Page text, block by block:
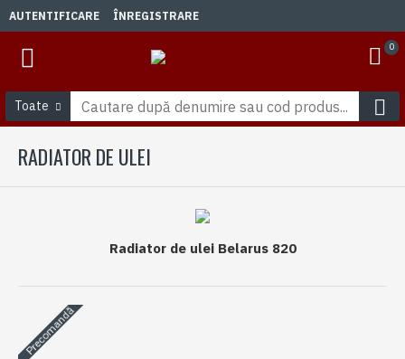
AUTENTIFICARE ÎNREGISTRARE
0
Toate
RADIATOR DE ULEI
Radiator de ulei Belarus 820
Precomandă